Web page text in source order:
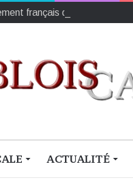
français du sang
ACTUALITÉ